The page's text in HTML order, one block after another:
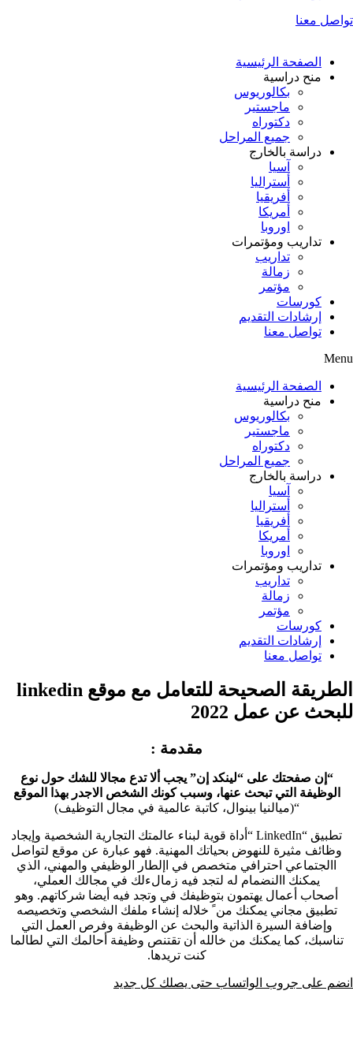
تواصل معنا
الصفحة الرئيسية
منح دراسية
بكالوريوس
ماجستير
دكتوراه
جميع المراحل
دراسة بالخارج
آسيا
أستراليا
أفريقيا
أمريكا
اوروبا
تداريب ومؤتمرات
تداريب
زمالة
مؤتمر
كورسات
إرشادات التقديم
تواصل معنا
Menu
الصفحة الرئيسية
منح دراسية
بكالوريوس
ماجستير
دكتوراه
جميع المراحل
دراسة بالخارج
آسيا
أستراليا
أفريقيا
أمريكا
اوروبا
تداريب ومؤتمرات
تداريب
زمالة
مؤتمر
كورسات
إرشادات التقديم
تواصل معنا
الطريقة الصحيحة للتعامل مع موقع linkedin
للبحث عن عمل 2022
مقدمة :
“إن صفحتك على “لينكد إن” يجب ألا تدع مجالا للشك حول نوع
الوظيفة التي تبحث عنها، وسبب كونك الشخص الاجدر بهذا الموقع
“(ميالنيا بينوال، كاتبة عالمية في مجال التوظيف)
تطبيق “LinkedIn “أداة قوية لبناء عالمتك التجارية الشخصية وإيجاد
وظائف مثيرة للنهوض بحياتك المهنية. فهو عبارة عن موقع لتواصل
االجتماعي احترافي متخصص في اإلطار الوظيفي والمهني، الذي
يمكنك االنضمام له لتجد فيه زمالءلك في مجالك العملي،
أصحاب أعمال يهتمون بتوظيفك في وتجد فيه أيضا شركاتهم. وهو
تطبيق مجاني يمكنك من ً خلاله إنشاء ملفك الشخصي وتخصيصه
وإضافة السيرة الذاتية والبحث عن الوظيفة وفرص العمل التي
تناسبك، كما يمكنك من خالله أن تقتنص وظيفة أحالمك التي لطالما
كنت تريدها.
انضم على جروب الواتساب حتى يصلك كل جديد